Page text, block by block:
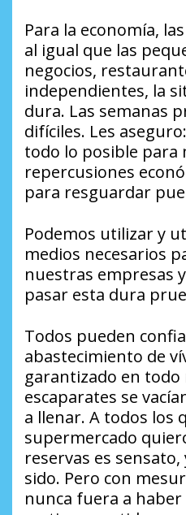
Para la economía,
al igual que las
negocios,
independientes, la
dura. Las semanas
difíciles. Les
todo lo posible para
repercusiones
para resguardar
Podemos utilizar y
medios necesarios
nuestras empresas
pasar esta dura
Todos pueden
abastecimiento de
garantizado en
escaparates se
a llenar. A todos los
supermercado
reservas es
sido. Pero con
nunca fuera a